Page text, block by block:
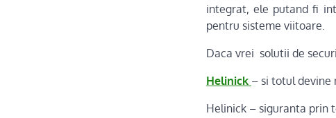
integrat, ele putand fi
pentru sisteme viitoare.
Daca vrei solutii de
Helinick – si totul devine
Helinick – siguranta prin